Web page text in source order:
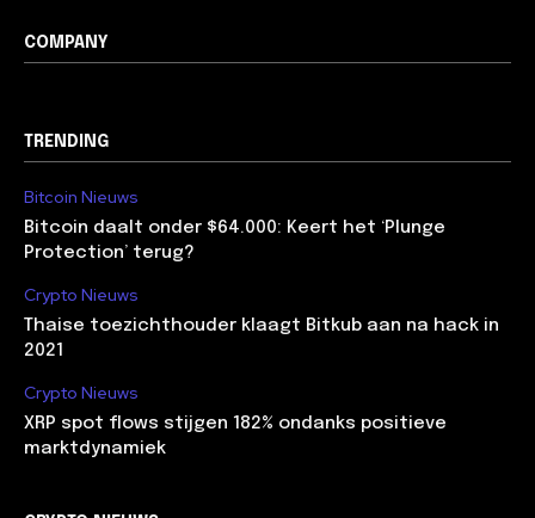
COMPANY
TRENDING
Bitcoin Nieuws
Bitcoin daalt onder $64.000: Keert het ‘Plunge
Protection’ terug?
Crypto Nieuws
Thaise toezichthouder klaagt Bitkub aan na hack in
2021
Crypto Nieuws
XRP spot flows stijgen 182% ondanks positieve
marktdynamiek